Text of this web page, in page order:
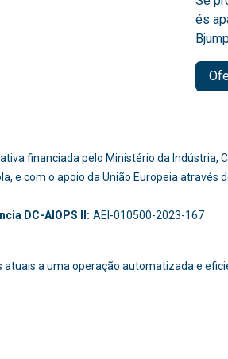
és
financiada pelo Ministério da Indústria,
com o apoio da União Europeia através
DC-AIOPS II: AEI-010500-2023-167
a uma operação automatizada e